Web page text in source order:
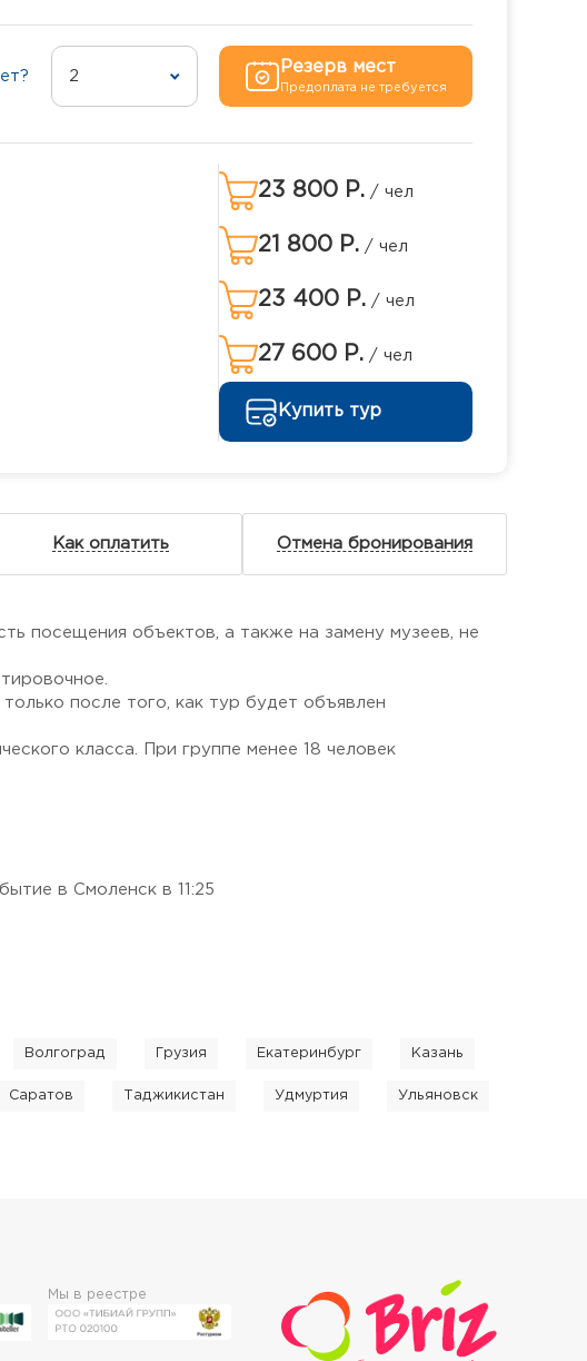
2
Резерв мест
Предоплата не требуется
23 800 Р./ чел
21 800 Р./ чел
23 400 Р./ чел
27 600 Р./ чел
Купить тур
Как оплатить Отмена бронирования
посещения объектов, а также на замену музеев, не
после того, как тур будет объявлен
класса. При группе менее 18 человек
в Смоленск в 11:25
Волгоград Грузия Екатеринбург Казань
Саратов Таджикистан Удмуртия Ульяновск
Мы в реестре